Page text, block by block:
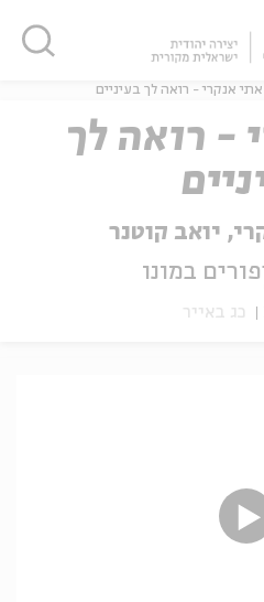
אתי אנקרי - רואה לך בעיניים
- רואה לך
יואב קוטנר
במונו
כג באייר